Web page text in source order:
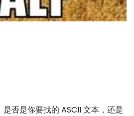
否是你要找的 ASCII 文本，还是